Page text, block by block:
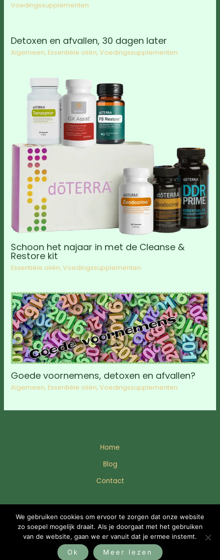
Voedingssupplementen
Detoxen en afvallen, 30 dagen later
Algemeen, Essentiële oliën,Voedingssupplementen
Schoon het najaar in met de Cleanse &
Restore kit
Essentiële oliën,Voedingssupplementen
Goede voornemens, detoxen en afvallen?
Algemeen, Essentiële oliën,Voedingssupplementen
Home
Blog
Contact
Bezoek YBMC
We gebruiken cookies om ervoor te zorgen dat onze website
zo soepel mogelijk draait. Als je doorgaat met het gebruiken
van de website, gaan we er vanuit dat je ermee instemt.
Ok
Meer lezen